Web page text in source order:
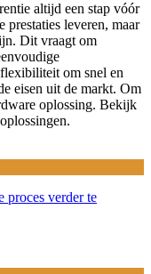
altijd een stap vóór
leveren, maar
Dit vraagt om
om snel en
eisen uit de markt. Om
oplossing. Bekijk
proces verder te